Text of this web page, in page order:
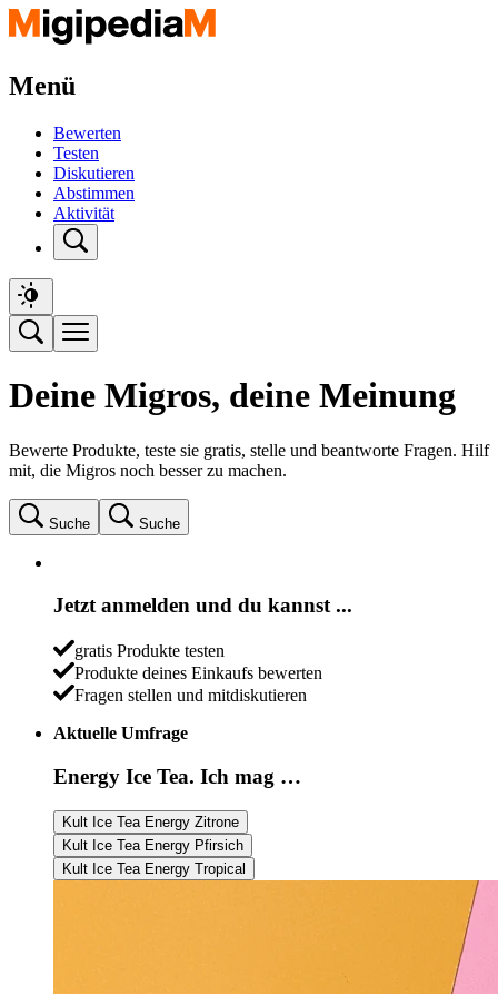
Menü
Bewerten
Testen
Diskutieren
Abstimmen
Aktivität
Deine Migros, deine Meinung
Bewerte Produkte, teste sie gratis, stelle und beantworte Fragen. Hilf
mit, die Migros noch besser zu machen.
Suche Suche
Jetzt anmelden und du kannst ...
gratis Produkte testen
Produkte deines Einkaufs bewerten
Fragen stellen und mitdiskutieren
Aktuelle Umfrage
Energy Ice Tea. Ich mag …
Kult Ice Tea Energy Zitrone
Kult Ice Tea Energy Pfirsich
Kult Ice Tea Energy Tropical